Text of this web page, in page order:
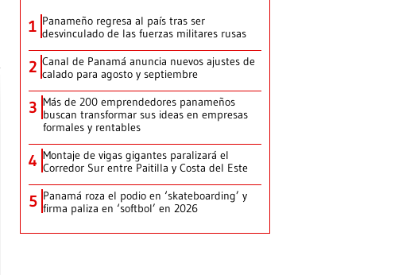
1 Panameño regresa al país tras ser
desvinculado de las fuerzas militares rusas
2 Canal de Panamá anuncia nuevos ajustes de
calado para agosto y septiembre
3 Más de 200 emprendedores panameños
buscan transformar sus ideas en empresas
formales y rentables
4 Montaje de vigas gigantes paralizará el
Corredor Sur entre Paitilla y Costa del Este
5 Panamá roza el podio en ‘skateboarding’ y
firma paliza en ‘softbol’ en 2026